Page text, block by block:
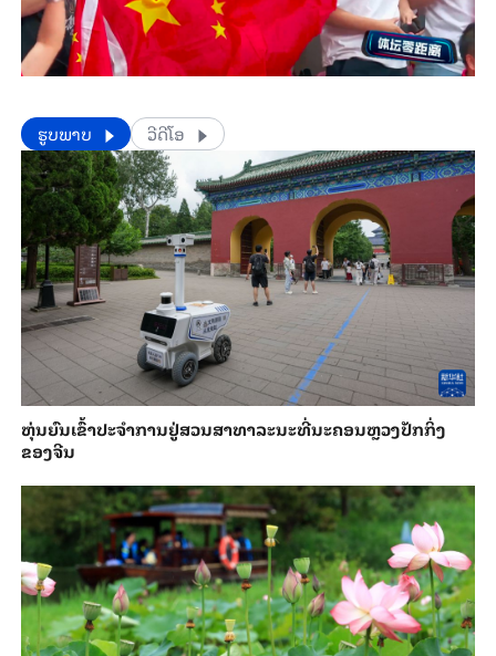
​​ຮູບພາບ ວີດີໂອ
​ຫຸ່ນ​ຍົນ​ເຂົ້າ​ປະ​ຈຳ​ການ​ຢູ່​ສວນ​ສາ​ທາ​ລະ​ນະ​ທີ່​ນະ​ຄອນຫຼວງ​ປັກ​ກິ່ງ​
ຂອງ​ຈີນ